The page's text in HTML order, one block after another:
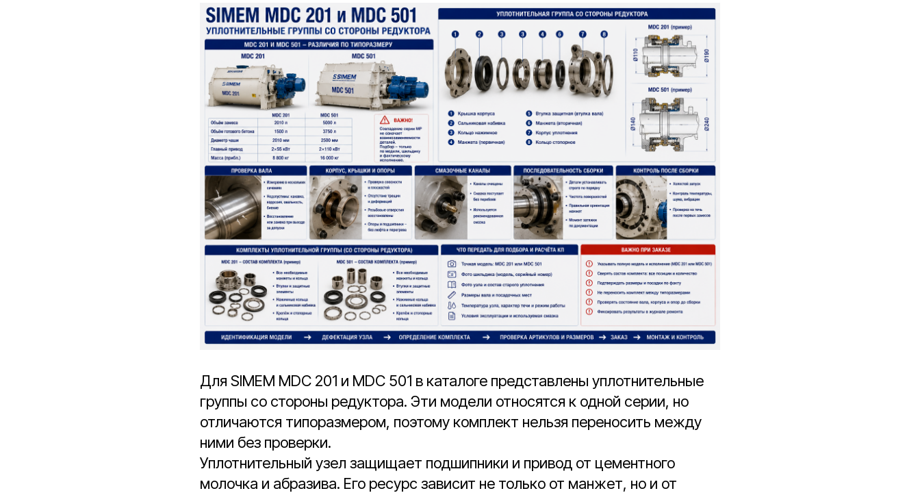
Для SIMEM MDC 201 и MDC 501 в каталоге представлены уплотнительные
группы со стороны редуктора. Эти модели относятся к одной серии, но
отличаются типоразмером, поэтому комплект нельзя переносить между
ними без проверки.
Уплотнительный узел защищает подшипники и привод от цементного
молочка и абразива. Его ресурс зависит не только от манжет, но и от